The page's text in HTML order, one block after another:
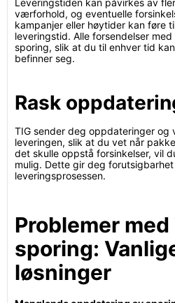
Leveringstiden kan påvirkes av
værforhold, og eventuelle
kampanjer eller høytider kan føre
leveringstid. Alle forsendelser
sporing, slik at du til enhver tid
befinner seg.
Rask
TIG sender deg oppdateringer og
leveringen, slik at du vet når
det skulle oppstå forsinkelser, vil
mulig. Dette gir deg
leveringsprosessen.
Problemer med
sporing:
løsninger